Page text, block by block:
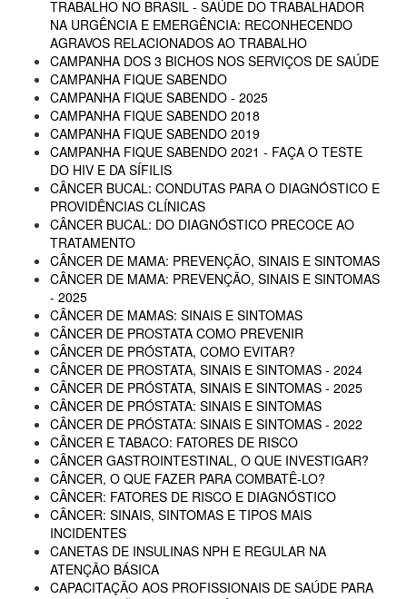
TRABALHO NO BRASIL - SAÚDE DO TRABALHADOR
NA URGÊNCIA E EMERGÊNCIA: RECONHECENDO
AGRAVOS RELACIONADOS AO TRABALHO
CAMPANHA DOS 3 BICHOS NOS SERVIÇOS DE SAÚDE
CAMPANHA FIQUE SABENDO
CAMPANHA FIQUE SABENDO - 2025
CAMPANHA FIQUE SABENDO 2018
CAMPANHA FIQUE SABENDO 2019
CAMPANHA FIQUE SABENDO 2021 - FAÇA O TESTE
DO HIV E DA SÍFILIS
CÂNCER BUCAL: CONDUTAS PARA O DIAGNÓSTICO E
PROVIDÊNCIAS CLÍNICAS
CÂNCER BUCAL: DO DIAGNÓSTICO PRECOCE AO
TRATAMENTO
CÂNCER DE MAMA: PREVENÇÃO, SINAIS E SINTOMAS
CÂNCER DE MAMA: PREVENÇÃO, SINAIS E SINTOMAS
- 2025
CÂNCER DE MAMAS: SINAIS E SINTOMAS
CÂNCER DE PROSTATA COMO PREVENIR
CÂNCER DE PRÓSTATA, COMO EVITAR?
CÂNCER DE PROSTATA, SINAIS E SINTOMAS - 2024
CÂNCER DE PRÓSTATA, SINAIS E SINTOMAS - 2025
CÂNCER DE PRÓSTATA: SINAIS E SINTOMAS
CÂNCER DE PRÓSTATA: SINAIS E SINTOMAS - 2022
CÂNCER E TABACO: FATORES DE RISCO
CÂNCER GASTROINTESTINAL, O QUE INVESTIGAR?
CÂNCER, O QUE FAZER PARA COMBATÊ-LO?
CÂNCER: FATORES DE RISCO E DIAGNÓSTICO
CÂNCER: SINAIS, SINTOMAS E TIPOS MAIS
INCIDENTES
CANETAS DE INSULINAS NPH E REGULAR NA
ATENÇÃO BÁSICA
CAPACITAÇÃO AOS PROFISSIONAIS DE SAÚDE PARA